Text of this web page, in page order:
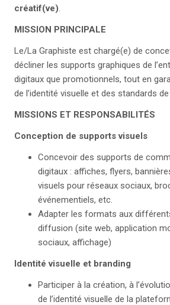
créatif(ve).
MISSION PRINCIPALE
Le/La Graphiste est chargé(e) de
décliner les supports graphiques de
digitaux que promotionnels, tout en
de l’identité visuelle et des standards
MISSIONS ET RESPONSABILITÉS
Conception de supports visuels
Concevoir des supports de
digitaux : affiches, flyers,
visuels pour réseaux sociaux,
événementiels, etc.
Adapter les formats aux
diffusion (site web, application
sociaux, affichage)
Identité visuelle et branding
Participer à la création, à
de l’identité visuelle de la